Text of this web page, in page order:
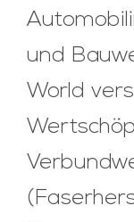
und
World